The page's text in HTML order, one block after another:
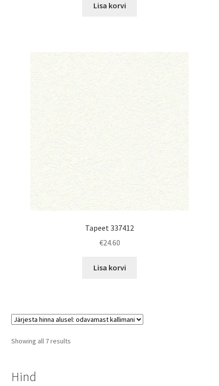
Lisa korvi
Tapeet 337412
€24.60
Lisa korvi
Showing all 7 resultsSorted
Hind